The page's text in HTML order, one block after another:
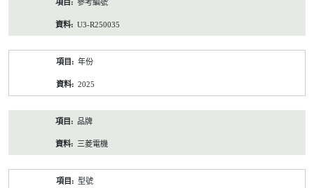
參考編號
U3-R250035
年份
2025
品牌
三菱電機
型號